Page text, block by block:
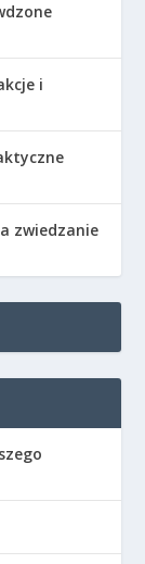
i
zwiedzanie